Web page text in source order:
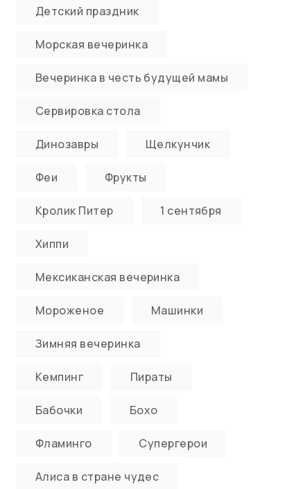
Детский праздник
Морская вечеринка
Вечеринка в честь будущей мамы
Сервировка стола
Динозавры Щелкунчик
Феи Фрукты
Кролик Питер 1 сентября
Хиппи
Мексиканская вечеринка
Мороженое Машинки
Зимняя вечеринка
Кемпинг Пираты
Бабочки Бохо
Фламинго Супергерои
Алиса в стране чудес